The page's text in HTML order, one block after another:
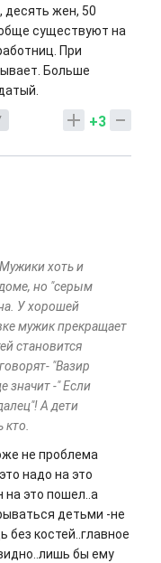
десять жен, 50
существуют на
При
Больше
+3
хоть и
но "серым
У хорошей
мужик прекращает
становится
"Вазир
значит -" Если
А дети
кто.
не проблема
надо на это
на это пошел..а
детьми -не
без костей..главное
бы ему